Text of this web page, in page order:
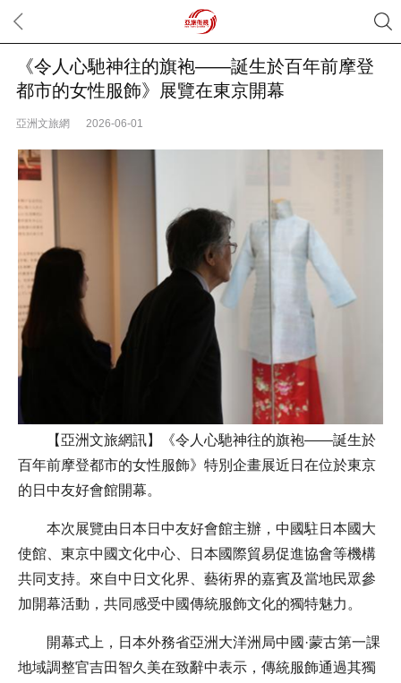
《令人心馳神往的旗袍——誕生於百年前摩登
都市的女性服飾》展覽在東京開幕
亞洲文旅網 2026-06-01
【亞洲文旅網訊】《令人心馳神往的旗袍——誕生於
百年前摩登都市的女性服飾》特別企畫展近日在位於東京
的日中友好會館開幕。
本次展覽由日本日中友好會館主辦，中國駐日本國大
使館、東京中國文化中心、日本國際貿易促進協會等機構
共同支持。來自中日文化界、藝術界的嘉賓及當地民眾參
加開幕活動，共同感受中國傳統服飾文化的獨特魅力。
開幕式上，日本外務省亞洲大洋洲局中國·蒙古第一課
地域調整官吉田智久美在致辭中表示，傳統服飾通過其獨